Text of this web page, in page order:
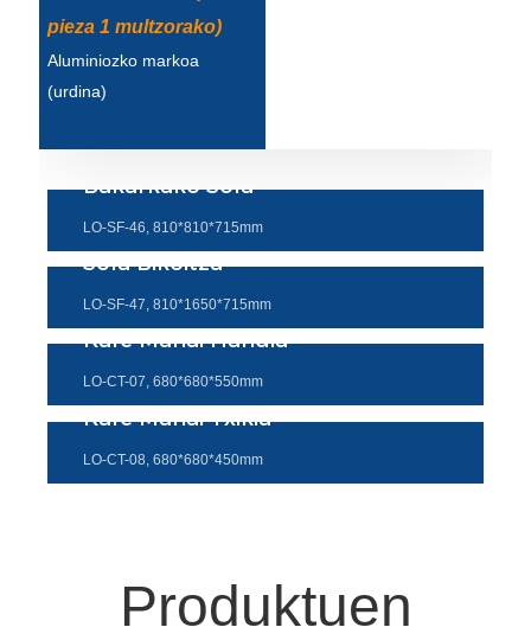
Kurmancî
繁體中文
Hmong
pieza 1 multzorako)
Aluminiozko markoa
(urdina)
Bakarkako Sofa
LO-SF-46, 810*810*715mm
Sofa Bikoitza
LO-SF-47, 810*1650*715mm
Kafe Mahai Handia
LO-CT-07, 680*680*550mm
Kafe Mahai Txikia
LO-CT-08, 680*680*450mm
Produktuen